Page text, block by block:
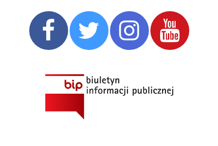
CHORZOWSKIE
CENTRUM
KULTURY
GRAJFKA